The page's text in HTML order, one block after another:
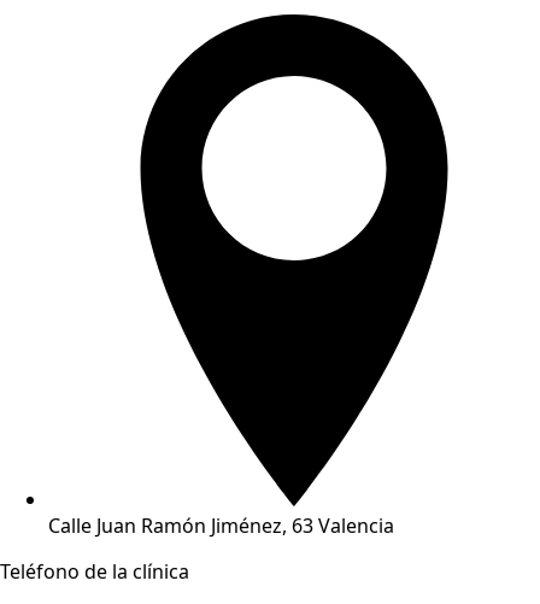
Calle Juan Ramón Jiménez, 63 Valencia
Teléfono de la clínica